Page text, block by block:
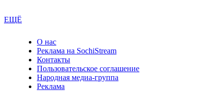
ЕЩЁ
О нас
Реклама на SochiStream
Контакты
Пользовательское соглашение
Народная медиа-группа
Реклама